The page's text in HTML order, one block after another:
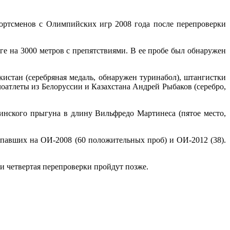
с Олимпийских игр 2008 года после перепроверки
на 3000 метров с препятствиями. В ее пробе был обнаружен
(серебряная медаль, обнаружен туринабол), штангистки
из Белоруссии и Казахстана Андрей Рыбаков (серебро,
прыгуна в длину Вильфредо Мартинеса (пятое место,
на ОИ-2008 (60 положительных проб) и ОИ-2012 (38).
перепроверки пройдут позже.